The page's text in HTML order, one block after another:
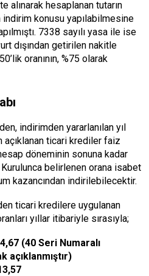
alınarak hesaplanan tutarın
indirim konusu yapılabilmesine
7338 sayılı yasa ile ise
dışından getirilen nakitle
oranının, %75 olarak
indirimden yararlanılan yıl
açıklanan ticari krediler faiz
döneminin sonuna kadar
belirlenen orana isabet
kazancından indirilebilecektir.
ticari kredilere uygulanan
yıllar itibariyle sırasıyla;
(40 Seri Numaralı
açıklanmıştır)